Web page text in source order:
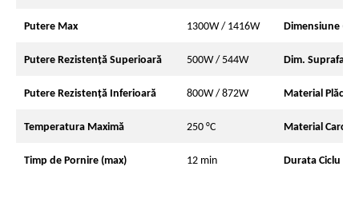
Putere Max 1300W / 1416W Dimensiune
Putere Rezistență Superioară 500W / 544W Dim. Suprafața
Putere Rezistență Inferioară 800W / 872W Material Plăci
Temperatura Maximă 250 °C Material
Timp de Pornire (max) 12 min Durata Ciclu